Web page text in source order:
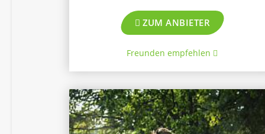
ZUM ANBIETER
Freunden empfehlen